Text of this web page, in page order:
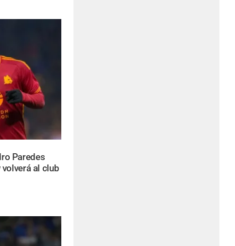
Paredes
al club